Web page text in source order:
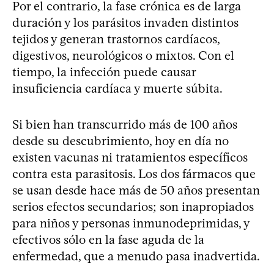
Por el contrario, la fase crónica es de larga
duración y los parásitos invaden distintos
tejidos y generan trastornos cardíacos,
digestivos, neurológicos o mixtos. Con el
tiempo, la infección puede causar
insuficiencia cardíaca y muerte súbita.
Si bien han transcurrido más de 100 años
desde su descubrimiento, hoy en día no
existen vacunas ni tratamientos específicos
contra esta parasitosis. Los dos fármacos que
se usan desde hace más de 50 años presentan
serios efectos secundarios; son inapropiados
para niños y personas inmunodeprimidas, y
efectivos sólo en la fase aguda de la
enfermedad, que a menudo pasa inadvertida.